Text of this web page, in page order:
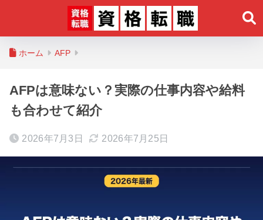
ホーム AFP
AFPは意味ない？実際の仕事内容や給料
も合わせて紹介
2026年7月3日 2026年7月25日